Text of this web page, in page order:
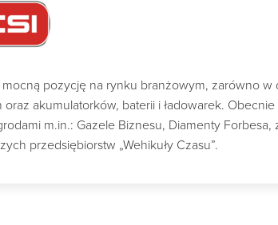
pozycję na rynku branżowym, zarówno
akumulatorków, baterii i ładowarek.
m.in.: Gazele Biznesu, Diamenty Forbesa,
przedsiębiorstw „Wehikuły Czasu”.